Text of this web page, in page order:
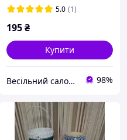
5.0 (1)
195₴
Купити
Весільний салон "Принцеса" 98%